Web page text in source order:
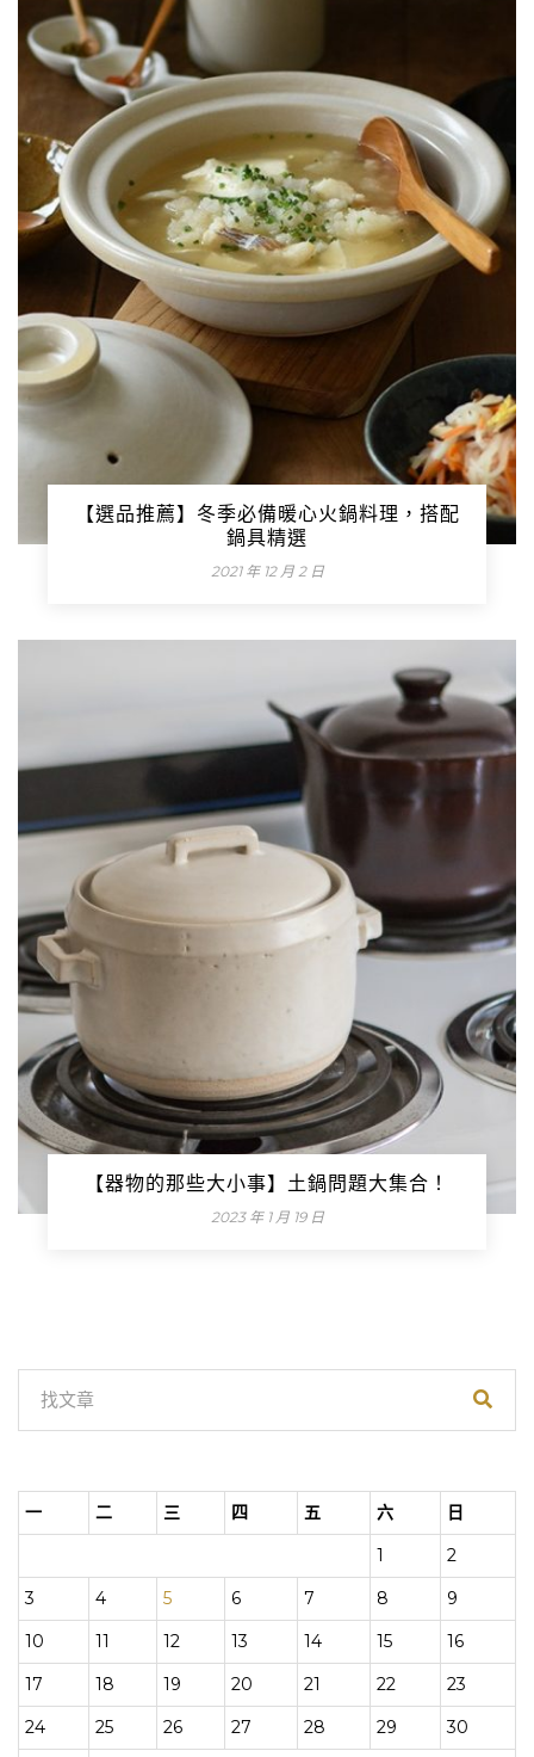
【選品推薦】冬季必備暖心火鍋料理，搭配
鍋具精選
2021 年 12 月 2 日
【器物的那些大小事】土鍋問題大集合！
2023 年 1 月 19 日
一 二 三 四 五 六
日
1
2
3
4 5 6 7 8
9
10
11 12 13 14 15
16
17
18 19 20 21 22
23
24
25 26 27 28 29
30